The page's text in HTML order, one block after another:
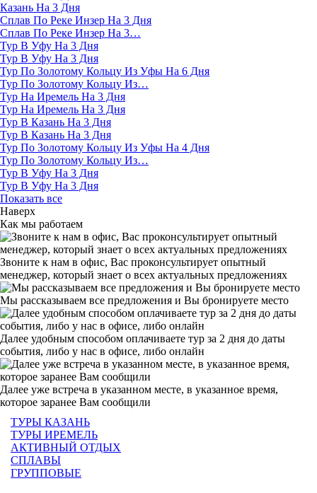
Казань На 3 Дня
Сплав По Реке Инзер На 3 Дня
Сплав По Реке Инзер На 3…
Тур В Уфу На 3 Дня
Тур В Уфу На 3 Дня
Тур По Золотому Кольцу Из Уфы На 6 Дня
Тур По Золотому Кольцу Из…
Тур На Иремель На 3 Дня
Тур На Иремель На 3 Дня
Тур В Казань На 3 Дня
Тур В Казань На 3 Дня
Тур По Золотому Кольцу Из Уфы На 4 Дня
Тур По Золотому Кольцу Из…
Тур В Уфу На 3 Дня
Тур В Уфу На 3 Дня
Показать все
Наверх
Как мы работаем
Звоните к нам в офис, Вас проконсультирует опытный
менеджер, который знает о всех актуальных предложениях
Мы рассказываем все предложения и Вы бронируете место
Далее удобным способом оплачиваете тур за 2 дня до даты
события, либо у нас в офисе, либо онлайн
Далее уже встреча в указанном месте, в указанное время,
которое заранее Вам сообщили
ТУРЫ КАЗАНЬ
ТУРЫ ИРЕМЕЛЬ
АКТИВНЫЙ ОТДЫХ
СПЛАВЫ
ГРУППОВЫЕ